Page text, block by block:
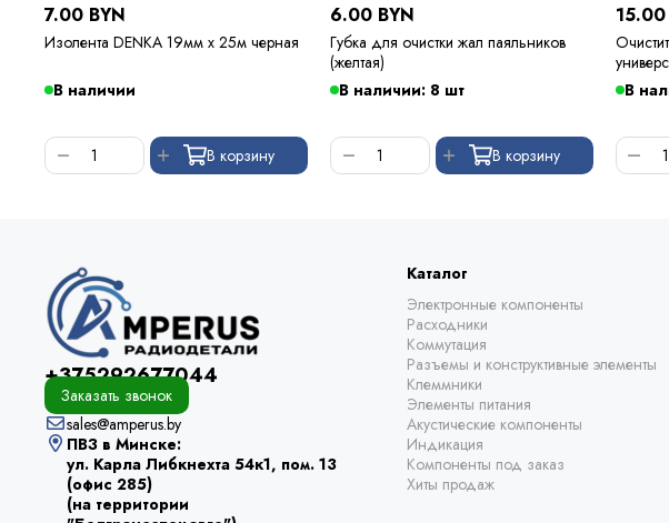
7.00 BYN
Изолента DENKA 19мм х 25м черная
В наличии
В корзину
6.00 BYN
Губка для очистки жал паяльников
(желтая)
В наличии: 8 шт
В корзину
15.00
В
+375292677044
Заказать звонок
sales@amperus.by
ПВЗ в Минске:
ул. Карла Либкнехта 54к1, пом. 13
(офис 285)
(на территории
Каталог
Электронные компоненты
Расходники
Коммутация
Разъемы и конструктивные элементы
Клеммники
Элементы питания
Акустические компоненты
Индикация
Компоненты под заказ
Хиты продаж